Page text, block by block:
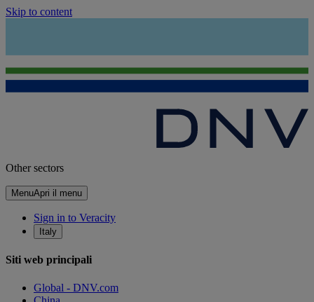
Skip to content
Other sectors
MenuApri il menu
Sign in to Veracity
Italy
Siti web principali
Global - DNV.com